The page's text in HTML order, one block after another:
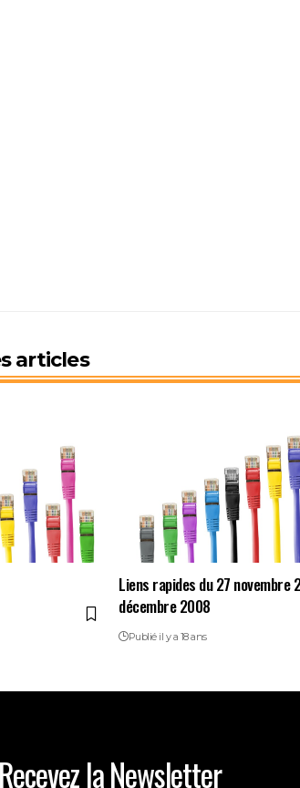
articles
Liens rapides du 27 novembre
décembre 2008
Publié il y a 18 ans
Recevez la Newsletter